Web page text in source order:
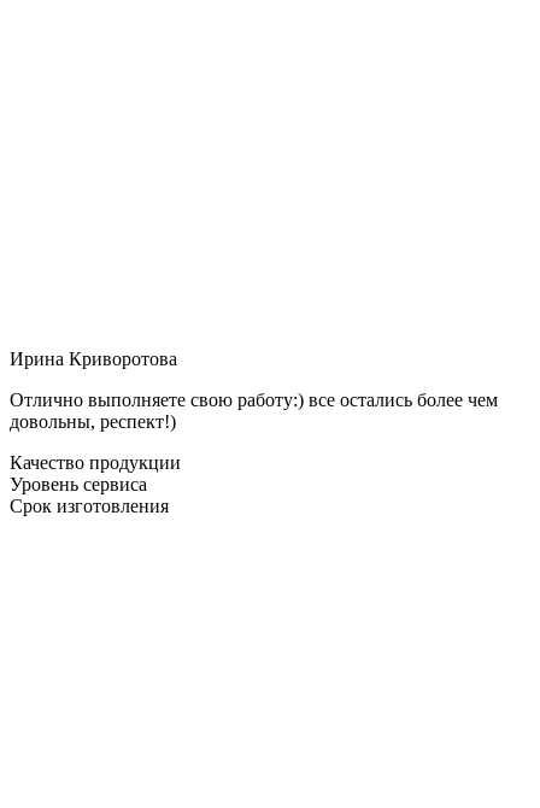
Ирина Криворотова
Отлично выполняете свою работу:) все остались более чем
довольны, респект!)
Качество продукции
Уровень сервиса
Срок изготовления